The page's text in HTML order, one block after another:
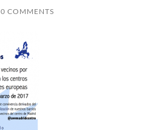
0 COMMENTS